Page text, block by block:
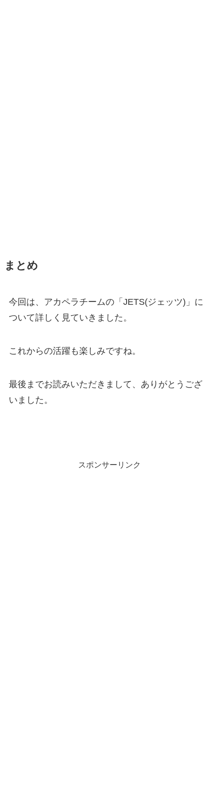
まとめ
今回は、アカペラチームの「JETS(ジェッツ)」に
ついて詳しく見ていきました。
これからの活躍も楽しみですね。
最後までお読みいただきまして、ありがとうござ
いました。
スポンサーリンク